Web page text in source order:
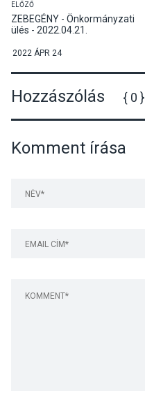
ELŐZŐ
ZEBEGÉNY - Önkormányzati
ülés - 2022.04.21.
2022 ÁPR 24
Hozzászólás { 0 }
Komment írása